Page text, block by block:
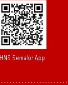
HNS Semafor App